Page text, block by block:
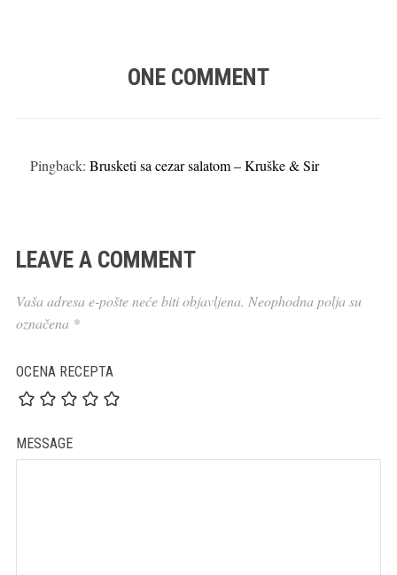
ONE COMMENT
Pingback: Brusketi sa cezar salatom – Kruške & Sir
LEAVE A COMMENT
Vaša adresa e-pošte neće biti objavljena. Neophodna polja su
označena *
OCENA RECEPTA
MESSAGE